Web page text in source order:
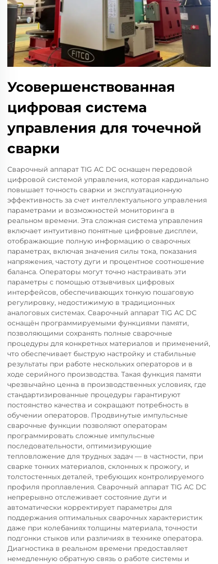
Усовершенствованная
цифровая система
управления для точечной
сварки
Сварочный аппарат TIG AC DC оснащен передовой
цифровой системой управления, которая кардинально
повышает точность сварки и эксплуатационную
эффективность за счет интеллектуального управления
параметрами и возможностей мониторинга в
реальном времени. Эта сложная система управления
включает интуитивно понятные цифровые дисплеи,
отображающие полную информацию о сварочных
параметрах, включая значения силы тока, показания
напряжения, частоту дуги и процентное соотношение
баланса. Операторы могут точно настраивать эти
параметры с помощью отзывчивых цифровых
интерфейсов, обеспечивающих тонкую пошаговую
регулировку, недостижимую в традиционных
аналоговых системах. Сварочный аппарат TIG AC DC
оснащён программируемыми функциями памяти,
позволяющими сохранять полные сварочные
процедуры для конкретных материалов и применений,
что обеспечивает быструю настройку и стабильные
результаты при работе нескольких операторов и в
ходе серийного производства. Такая функция памяти
чрезвычайно ценна в производственных условиях, где
стандартизированные процедуры гарантируют
постоянство качества и сокращают потребность в
обучении операторов. Продвинутые импульсные
сварочные функции позволяют операторам
программировать сложные импульсные
последовательности, оптимизирующие
тепловложение для трудных задач — в частности, при
сварке тонких материалов, склонных к прожогу, и
толстостенных деталей, требующих контролируемого
профиля проплавления. Сварочный аппарат TIG AC DC
непрерывно отслеживает состояние дуги и
автоматически корректирует параметры для
поддержания оптимальных сварочных характеристик
даже при колебаниях толщины материала, точности
подгонки стыков или различиях в технике оператора.
Диагностика в реальном времени предоставляет
немедленную обратную связь о работе системы и